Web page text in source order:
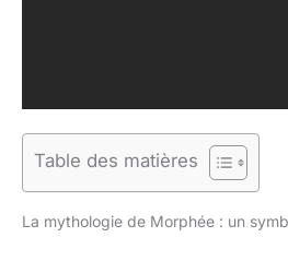
Table des matières
La mythologie de Morphée : un